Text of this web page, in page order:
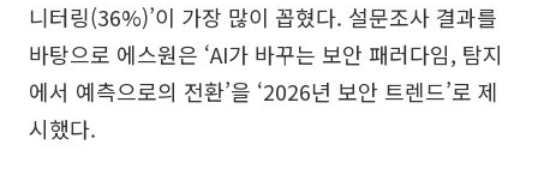
니터링(36%)’이 가장 많이 꼽혔다. 설문조사 결과를
바탕으로 에스원은 ‘AI가 바꾸는 보안 패러다임, 탐지
에서 예측으로의 전환’을 ‘2026년 보안 트렌드’로 제
시했다.